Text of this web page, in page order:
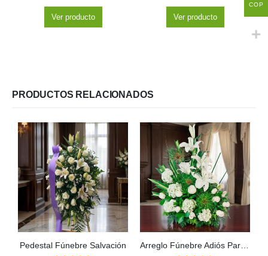
Ver producto Ver producto
PRODUCTOS RELACIONADOS
Pedestal Fúnebre Salvación Arreglo Fúnebre Adiós Para Siempre
COP